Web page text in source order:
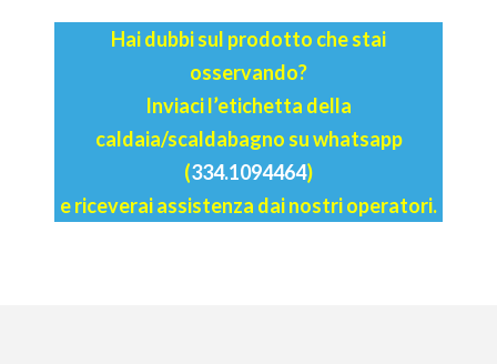
Hai dubbi sul prodotto che stai
osservando?
Inviaci l’etichetta della
caldaia/scaldabagno su whatsapp
(334.1094464)
e riceverai assistenza dai nostri operatori.